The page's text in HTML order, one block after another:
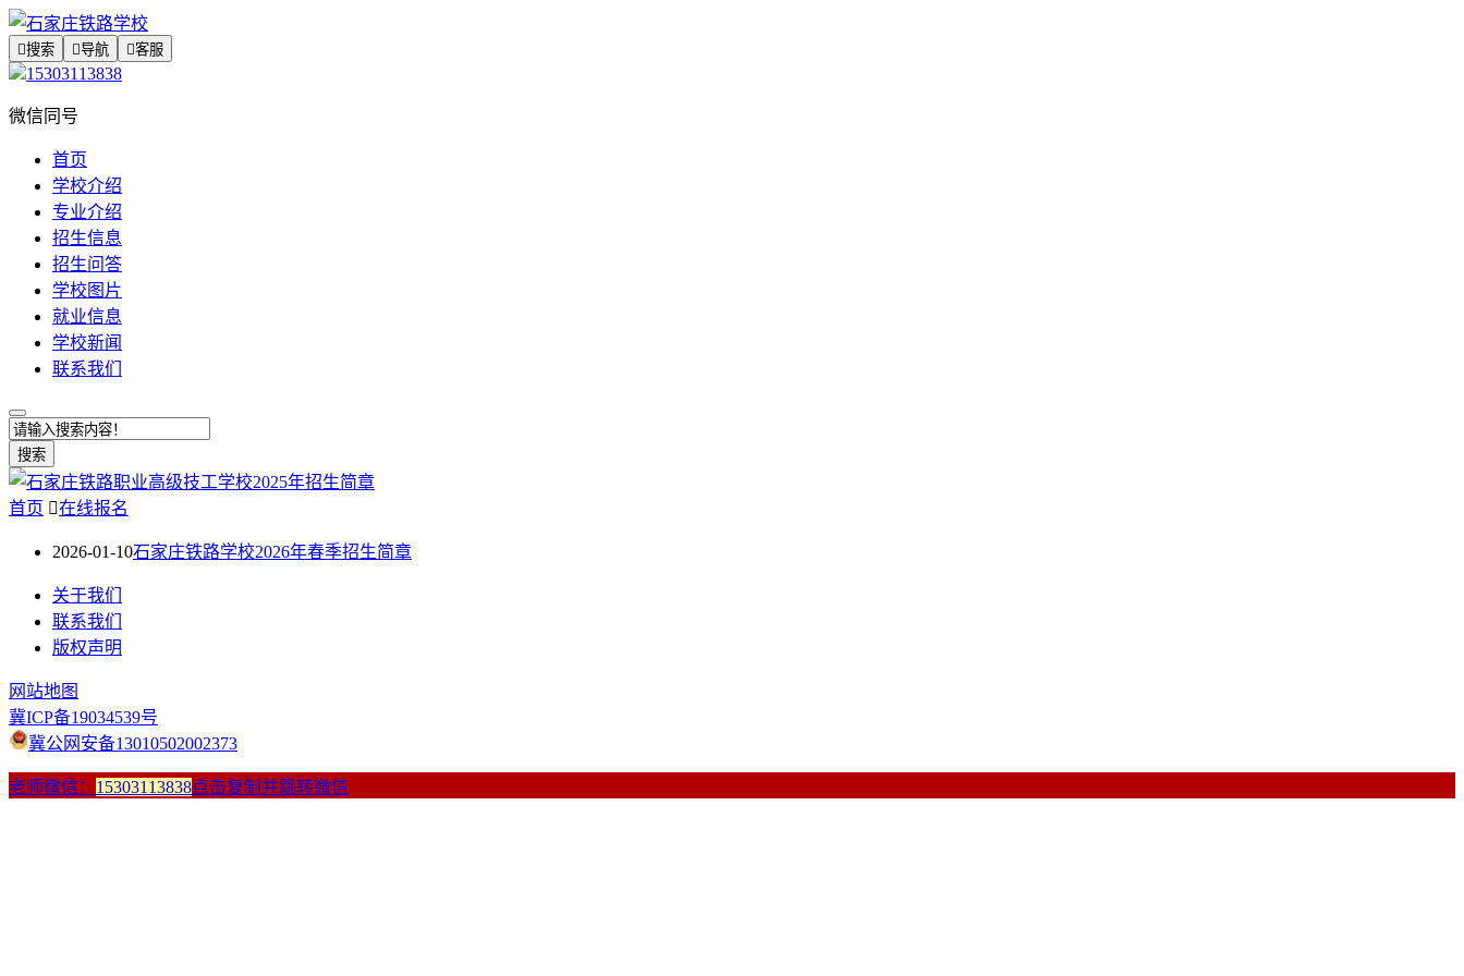
搜索 导航 客服
15303113838
微信同号
首页
学校介绍
专业介绍
招生信息
招生问答
学校图片
就业信息
学校新闻
联系我们
搜索
首页 在线报名
2026-01-10石家庄铁路学校2026年春季招生简章
关于我们
联系我们
版权声明
网站地图
冀ICP备19034539号
冀公网安备13010502002373
老师微信： 15303113838点击复制并跳转微信